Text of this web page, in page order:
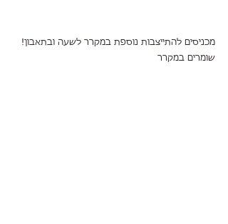
מכניסים להתייצבות נוספת במקרר לשעה ובתאבון!
שומרים במקרר